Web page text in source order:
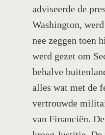
adviseerde de
Washington,
nee zeggen toen
werd gezet om
behalve
alles wat met de
vertrouwde
van Financiën.